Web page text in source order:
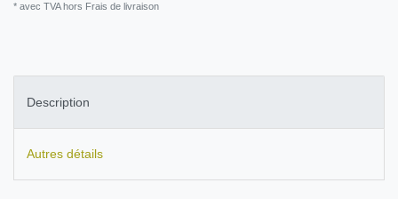
* avec TVA hors Frais de livraison
Description
Autres détails